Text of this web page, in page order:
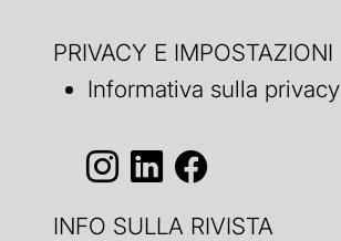
PRIVACY E IMPOSTAZIONI
Informativa sulla privacy
INFO SULLA RIVISTA